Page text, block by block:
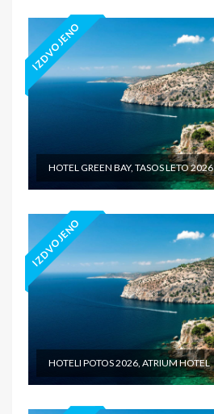
IZDVOJENO
HOTEL GREEN BAY, TASOS LETO 2026
IZDVOJENO
HOTELI POTOS 2026, ATRIUM HOTEL